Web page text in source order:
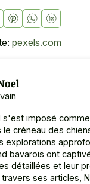
pexels.com
s'est imposé
créneau des
explorations
bavarois ont
détaillées et leur
ses articles,